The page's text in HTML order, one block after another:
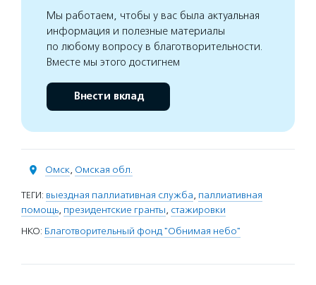
Мы работаем, чтобы у вас была актуальная
информация и полезные материалы
по любому вопросу в благотворительности.
Вместе мы этого достигнем
Внести вклад
Омск, Омская обл.
ТЕГИ: выездная паллиативная служба, паллиативная
помощь, президентские гранты, стажировки
НКО: Благотворительный фонд "Обнимая небо"